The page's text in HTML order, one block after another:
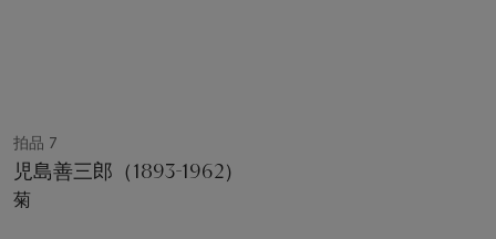
拍品 7
児島善三郎（1893-1962）
菊